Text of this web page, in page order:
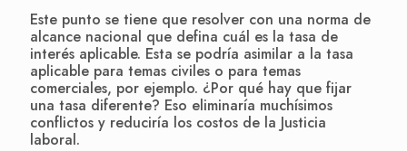
Este punto se tiene que resolver con una norma de
alcance nacional que defina cuál es la tasa de
interés aplicable. Esta se podría asimilar a la tasa
aplicable para temas civiles o para temas
comerciales, por ejemplo. ¿Por qué hay que fijar
una tasa diferente? Eso eliminaría muchísimos
conflictos y reduciría los costos de la Justicia
laboral.